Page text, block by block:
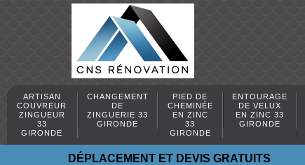
ARTISAN
COUVREUR
ZINGUEUR
33
GIRONDE
CHANGEMENT
DE
ZINGUERIE 33
GIRONDE
PIED DE
CHEMINÉE
EN ZINC
33
GIRONDE
ENTOURAGE
DE VELUX
EN ZINC 33
GIRONDE
DÉPLACEMENT ET DEVIS GRATUITS